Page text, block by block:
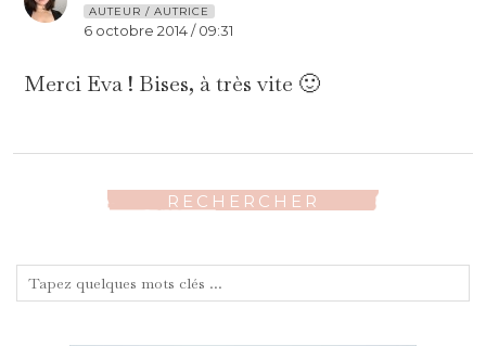
AUTEUR / AUTRICE
6 octobre 2014 / 09:31
Merci Eva ! Bises, à très vite 🙂
RECHERCHER